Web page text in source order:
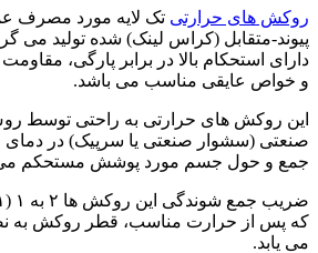
روکش های حرارتی تک لایه مورد مصرف
پیوند-متقابل (کراس لینک) شده تولید می
دارای استحکام بالا در برابر پارگی،
و خواص عایقی مناسب می باشد.
این روکش های حرارتی به راحتی توسط
جمع و حول جسم مورد پوشش مستحکم می
که پس از حرارت مناسب، قطر روکش به
می یابد.